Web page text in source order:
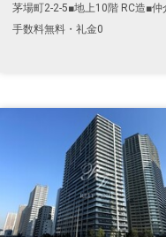
茅場町2-2-5■地上10階 RC造■仲
手数料無料・礼金0